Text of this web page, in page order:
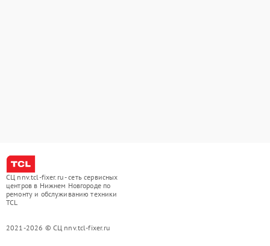
СЦ nnv.tcl-fixer.ru - сеть сервисных
центров в Нижнем Новгороде по
ремонту и обслуживанию техники
TCL
2021-2026 © СЦ nnv.tcl-fixer.ru